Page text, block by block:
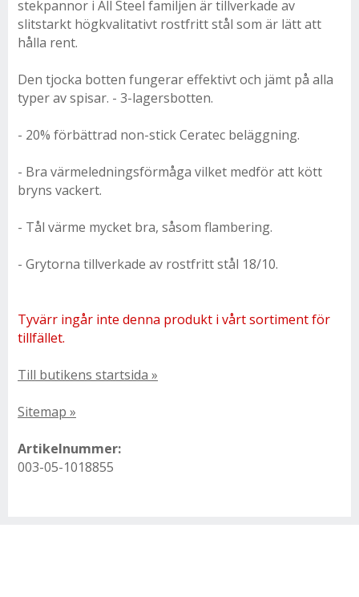
stekpannor i All Steel familjen är tillverkade av
slitstarkt högkvalitativt rostfritt stål som är lätt att
hålla rent.
Den tjocka botten fungerar effektivt och jämt på alla
typer av spisar. - 3-lagersbotten.
- 20% förbättrad non-stick Ceratec beläggning.
- Bra värmeledningsförmåga vilket medför att kött
bryns vackert.
- Tål värme mycket bra, såsom flambering.
- Grytorna tillverkade av rostfritt stål 18/10.
Tyvärr ingår inte denna produkt i vårt sortiment för
tillfället.
Till butikens startsida »
Sitemap »
Artikelnummer:
003-05-1018855